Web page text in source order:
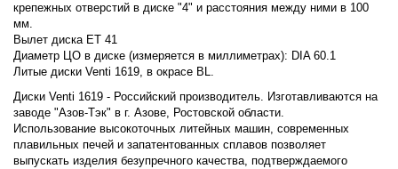
крепежных отверстий в диске "4" и расстояния между ними в 100
мм.
Вылет диска ET 41
Диаметр ЦО в диске (измеряется в миллиметрах): DIA 60.1
Литые диски Venti 1619, в окрасе BL.
Диски Venti 1619 - Российский производитель. Изготавливаются на
заводе "Азов-Тэк" в г. Азове, Ростовской области.
Использование высокоточных литейных машин, современных
плавильных печей и запатентованных сплавов позволяет
выпускать изделия безупречного качества, подтверждаемого